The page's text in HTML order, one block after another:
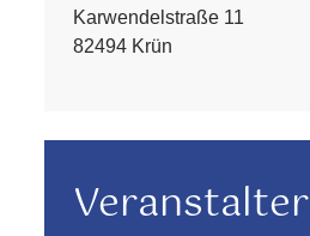
Karwendelstraße 11
82494 Krün
Veranstalter